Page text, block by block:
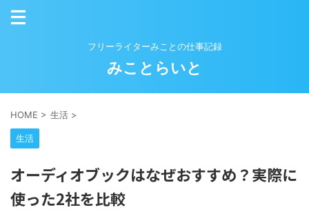
フリーライターみことの仕事記録
みことらいと
HOME > 生活 >
生活
オーディオブックはなぜおすすめ？実際に
使った2社を比較